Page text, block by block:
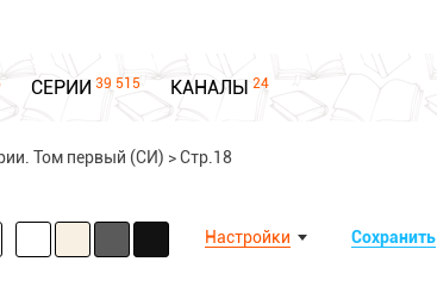
СЕРИИ 39 515 КАНАЛЫ 24
Том первый (СИ) >Стр.18
Сохранить
Настройки